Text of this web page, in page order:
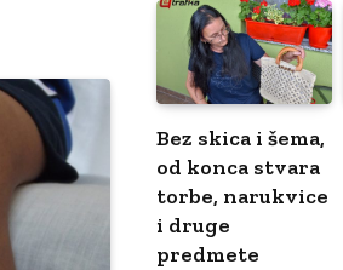
Bez skica i šema,
od konca stvara
torbe, narukvice
i druge
predmete